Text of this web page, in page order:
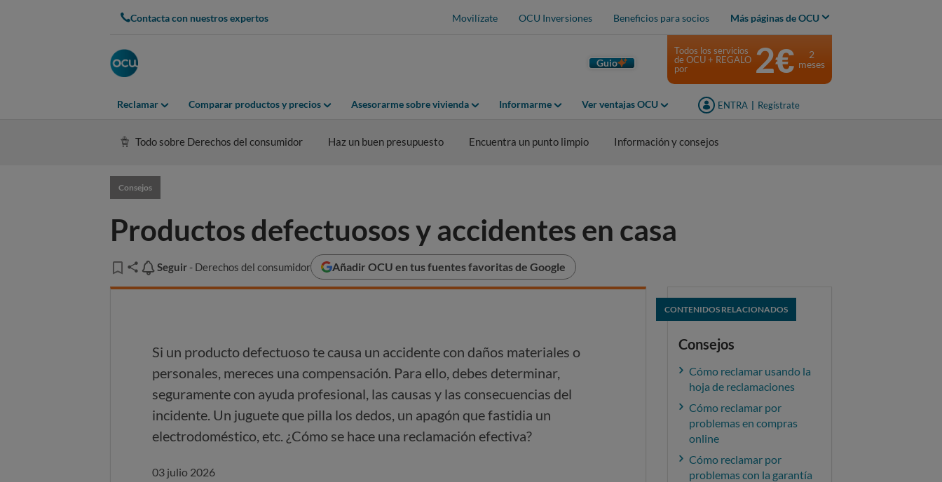
Contacta con nuestros expertos Movilízate OCU Inversiones Beneficios para socios Más páginas de OCU
Guio
Reclamar Comparar productos y precios Asesorarme sobre vivienda Informarme Ver ventajas OCU ENTRA Regístrate
Todos los servicios
de OCU + REGALO
por
2€
2
meses
Todo sobre Derechos del consumidor Haz un buen presupuesto Encuentra un punto limpio Información y consejos
Consejos
Productos defectuosos y accidentes en casa
Seguir
Seguir - Derechos del consumidor Añadir OCU en tus fuentes favoritas de Google
Si un producto defectuoso te causa un accidente con daños materiales o
personales, mereces una compensación. Para ello, debes determinar,
seguramente con ayuda profesional, las causas y las consecuencias del
incidente. Un juguete que pilla los dedos, un apagón que fastidia un
electrodoméstico, etc. ¿Cómo se hace una reclamación efectiva?
03 julio 2026
CONTENIDOS RELACIONADOS
Consejos
Cómo reclamar usando la
hoja de reclamaciones
Cómo reclamar por
problemas en compras
online
Cómo reclamar por
problemas con la garantía